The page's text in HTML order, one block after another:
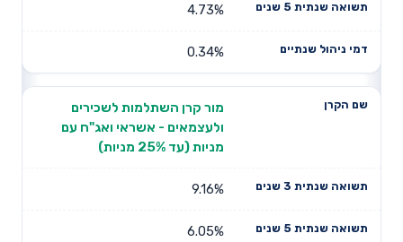
4.73%
0.34%
מור קרן השתלמות לשכירים
ולעצמאים - אשראי ואג"ח עם
מניות (עד 25% מניות)
9.16%
6.05%